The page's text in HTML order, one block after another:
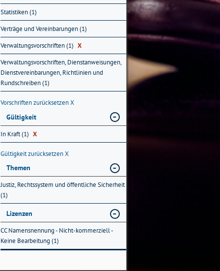
Statistiken (1)
Verträge und Vereinbarungen (1)
Verwaltungsvorschriften (1) X
Verwaltungsvorschriften, Dienstanweisungen,
Dienstvereinbarungen, Richtlinien und
Rundschreiben (1)
Vorschriften zurücksetzenX
Gültigkeit
In Kraft (1) X
Gültigkeit zurücksetzenX
Themen
Justiz, Rechtssystem und öffentliche Sicherheit
(1)
Lizenzen
CC Namensnennung - Nicht-kommerziell -
Keine Bearbeitung (1)